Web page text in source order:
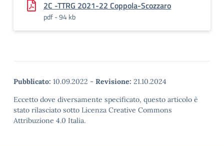
2C -TTRG 2021-22 Coppola-Scozzaro
pdf - 94 kb
Pubblicato: 10.09.2022 - Revisione: 21.10.2024
Eccetto dove diversamente specificato, questo articolo è
stato rilasciato sotto Licenza Creative Commons
Attribuzione 4.0 Italia.